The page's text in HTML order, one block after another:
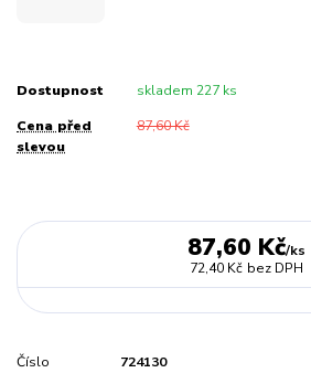
Dostupnost skladem 227 ks
Cena před
slevou
87,60 Kč
87,60 Kč/ks
72,40 Kč bez DPH
Číslo
724130